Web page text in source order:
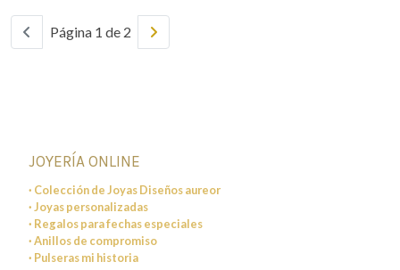
Página 1 de 2
JOYERÍA ONLINE
· Colección de Joyas Diseños aureor
· Joyas personalizadas
· Regalos para fechas especiales
· Anillos de compromiso
· Pulseras mi historia